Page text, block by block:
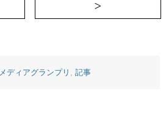
＜ 家事をしても、6時
メディアグランプリ 記事